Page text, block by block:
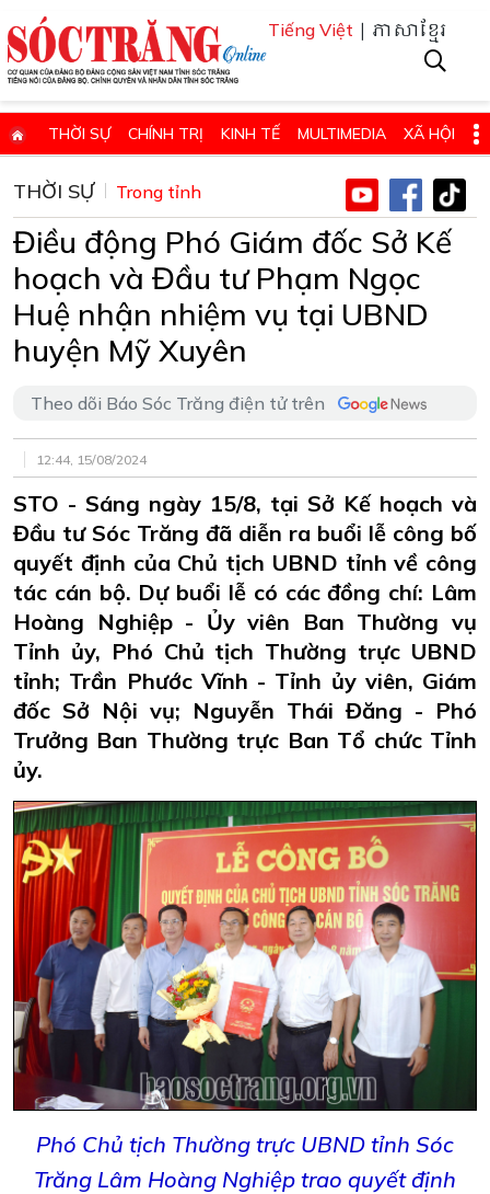
Tiếng Việt | ភាសាខ្មែរ
THỜI SỰ CHÍNH TRỊ KINH TẾ MULTIMEDIA XÃ HỘI
GIÁO DỤC - KHOA HỌC & CÔNG NGHỆ
QUỐC PHÒNG - AN NINH QUỐC TẾ SỨC KHỎE VÀ ĐỜI SỐNG
VĂN HÓA - THỂ THAO - DU LỊCH CHUYÊN ĐỀ
ĐIỂM BÁO - TIN VẮN ĐỊA PHƯƠNG THÔNG TIN CẦN BIẾT
THÔNG BÁO - QUẢNG CÁO
THỜI SỰ Trong tỉnh
Điều động Phó Giám đốc Sở Kế
hoạch và Đầu tư Phạm Ngọc
Huệ nhận nhiệm vụ tại UBND
huyện Mỹ Xuyên
Theo dõi Báo Sóc Trăng điện tử trên
12:44, 15/08/2024
STO - Sáng ngày 15/8, tại Sở Kế hoạch và
Đầu tư Sóc Trăng đã diễn ra buổi lễ công bố
quyết định của Chủ tịch UBND tỉnh về công
tác cán bộ. Dự buổi lễ có các đồng chí: Lâm
Hoàng Nghiệp - Ủy viên Ban Thường vụ
Tỉnh ủy, Phó Chủ tịch Thường trực UBND
tỉnh; Trần Phước Vĩnh - Tỉnh ủy viên, Giám
đốc Sở Nội vụ; Nguyễn Thái Đăng - Phó
Trưởng Ban Thường trực Ban Tổ chức Tỉnh
ủy.
Phó Chủ tịch Thường trực UBND tỉnh Sóc
Trăng Lâm Hoàng Nghiệp trao quyết định